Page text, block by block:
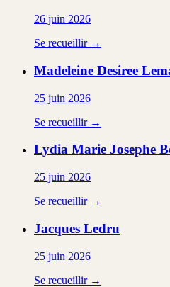
26 juin 2026
Se recueillir →
Madeleine Desiree
25 juin 2026
Se recueillir →
Lydia Marie Josephe
25 juin 2026
Se recueillir →
Jacques Ledru
25 juin 2026
Se recueillir →